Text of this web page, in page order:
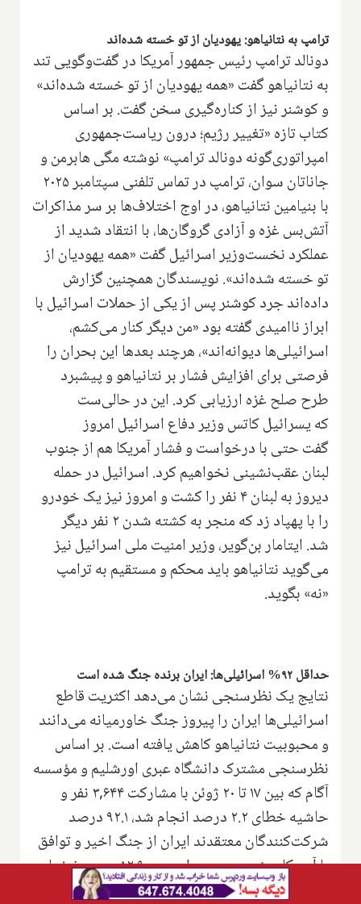
ترامپ به نتانیاهو: یهودیان از تو خسته شده‌اند
دونالد ترامپ رئیس جمهور آمریکا در گفت‌وگویی تند
به نتانیاهو گفت «همه یهودیان از تو خسته شده‌اند»
و کوشنر نیز از کناره‌گیری سخن گفت. بر اساس
کتاب تازه «تغییر رژیم؛ درون ریاست‌جمهوری
امپراتوری‌گونه دونالد ترامپ» نوشته مگی هابرمن و
جاناتان سوان، ترامپ در تماس تلفنی سپتامبر ۲۰۲۵
با بنیامین نتانیاهو، در اوج اختلاف‌ها بر سر مذاکرات
آتش‌بس غزه و آزادی گروگان‌ها، با انتقاد شدید از
عملکرد نخست‌وزیر اسرائیل گفت «همه یهودیان از
تو خسته شده‌اند». نویسندگان همچنین گزارش
داده‌اند جرد کوشنر پس از یکی از حملات اسرائیل با
ابراز ناامیدی گفته بود «من دیگر کنار می‌کشم،
اسرائیلی‌ها دیوانه‌اند»، هرچند بعدها این بحران را
فرصتی برای افزایش فشار بر نتانیاهو و پیشبرد
طرح صلح غزه ارزیابی کرد. این در حالی‌ست
که یسرائیل کاتس وزیر دفاع اسرائیل امروز
گفت حتی با درخواست و فشار آمریکا هم از جنوب
لبنان عقب‌نشینی نخواهیم کرد. اسرائیل در حمله
دیروز به لبنان ۴ نفر را کشت و امروز نیز یک خودرو
را با پهپاد زد که منجر به کشته شدن ۲ نفر دیگر
شد. ایتامار بن‌گویر، وزیر امنیت ملی اسرائیل نیز
می‌گوید نتانیاهو باید محکم و مستقیم به ترامپ
«نه» بگوید.
حداقل ۹۲% اسرائیلی‌ها: ایران برنده جنگ شده است
نتایج یک نظرسنجی نشان می‌دهد اکثریت قاطع
اسرائیلی‌ها ایران را پیروز جنگ خاورمیانه می‌دانند
و محبوبیت نتانیاهو کاهش یافته است. بر اساس
نظرسنجی مشترک دانشگاه عبری اورشلیم و مؤسسه
آگام که بین ۱۷ تا ۲۰ ژوئن با مشارکت ۳,۶۴۴ نفر و
حاشیه خطای ۲.۲ درصد انجام شد، ۹۲.۱ درصد
شرکت‌کنندگان معتقدند ایران از جنگ اخیر و توافق
با آمریکا بیشترین سود را برده و ۸۲.۹ درصد نیز باور
دارند امنیت بلندمدت اسرائیل تضعیف شده است.